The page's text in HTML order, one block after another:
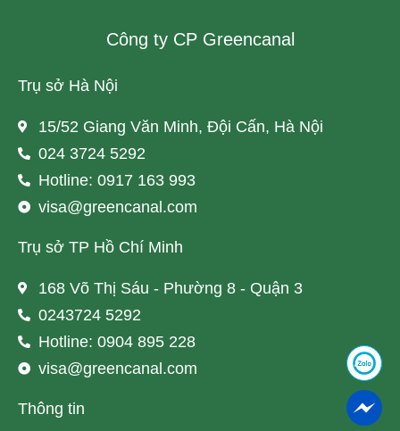
Công ty CP Greencanal
Trụ sở Hà Nội
15/52 Giang Văn Minh, Đội Cấn, Hà Nội
024 3724 5292
Hotline: 0917 163 993
visa@greencanal.com
Trụ sở TP Hồ Chí Minh
168 Võ Thị Sáu - Phường 8 - Quận 3
0243724 5292
Hotline: 0904 895 228
visa@greencanal.com
Thông tin